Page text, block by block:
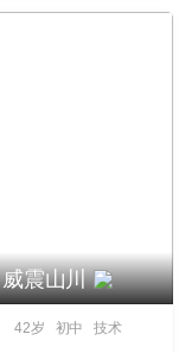
威震山川
42岁 初中 技术